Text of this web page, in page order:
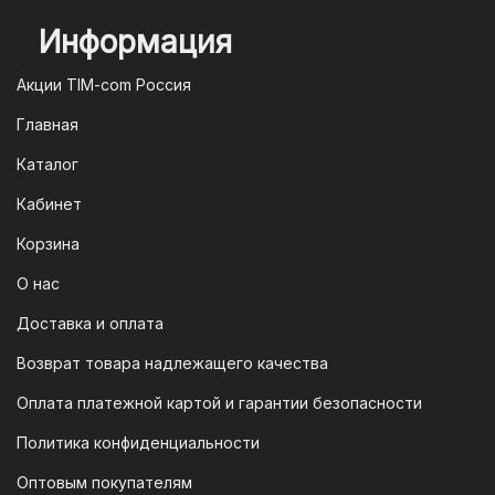
2. Оплата через систему быстрых
платежей (СПБ)
Мы следим за современными
систему быстрых платежей (СПБ).
предоставлен QR-код. Просто
доступен для большинства российских
3. Оплата по QR-коду
Информация
Акции TIM-com Россия
Главная
Каталог
Кабинет
Корзина
О нас
Доставка и оплата
Возврат товара надлежащего качества
Оплата платежной картой и гарантии безопасности
Политика конфиденциальности
Оптовым покупателям